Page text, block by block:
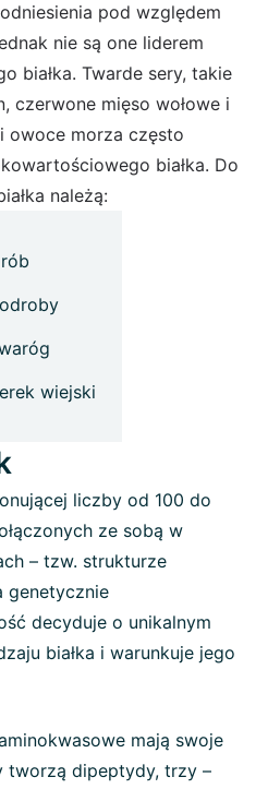
pod względem
nie są one liderem
białka. Twarde sery, takie
czerwone mięso wołowe i
owoce morza często
białka. Do
należą:
wiejski
liczby od 100 do
ze sobą w
– tzw. strukturze
genetycznie
decyduje o unikalnym
białka i warunkuje jego
mają swoje
tworzą dipeptydy, trzy –